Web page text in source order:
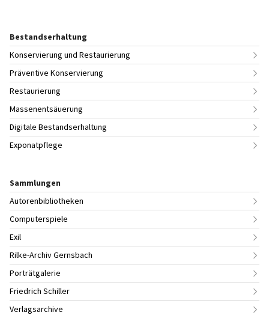
Bestandserhaltung
Konservierung und Restaurierung
Präventive Konservierung
Restaurierung
Massenentsäuerung
Digitale Bestandserhaltung
Exponatpflege
Sammlungen
Autorenbibliotheken
Computerspiele
Exil
Rilke-Archiv Gernsbach
Porträtgalerie
Friedrich Schiller
Verlagsarchive